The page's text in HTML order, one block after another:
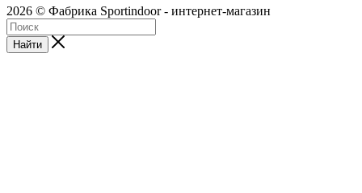
2026 © Фабрика Sportindoor - интернет-магазин
Найти